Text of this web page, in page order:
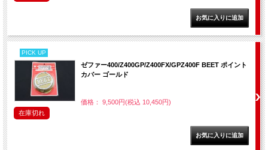
PICK UP
ゼファー400/Z400GP/Z400FX/GPZ400F BEET ポイント
カバー ゴールド
価格： 9,500円(税込 10,450円)
在庫切れ